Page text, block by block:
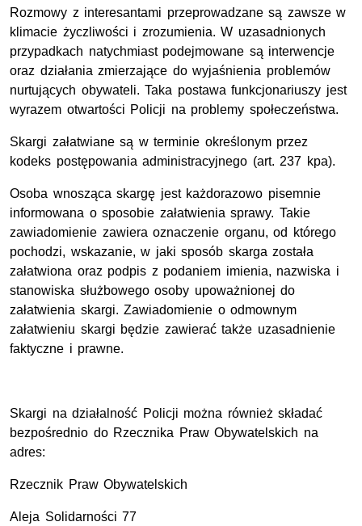
Rozmowy z interesantami przeprowadzane są zawsze w
klimacie życzliwości i zrozumienia. W uzasadnionych
przypadkach natychmiast podejmowane są interwencje
oraz działania zmierzające do wyjaśnienia problemów
nurtujących obywateli. Taka postawa funkcjonariuszy jest
wyrazem otwartości Policji na problemy społeczeństwa.
Skargi załatwiane są w terminie określonym przez
kodeks postępowania administracyjnego (art. 237 kpa).
Osoba wnosząca skargę jest każdorazowo pisemnie
informowana o sposobie załatwienia sprawy. Takie
zawiadomienie zawiera oznaczenie organu, od którego
pochodzi, wskazanie, w jaki sposób skarga została
załatwiona oraz podpis z podaniem imienia, nazwiska i
stanowiska służbowego osoby upoważnionej do
załatwienia skargi. Zawiadomienie o odmownym
załatwieniu skargi będzie zawierać także uzasadnienie
faktyczne i prawne.
Skargi na działalność Policji można również składać
bezpośrednio do Rzecznika Praw Obywatelskich na
adres:
Rzecznik Praw Obywatelskich
Aleja Solidarności 77